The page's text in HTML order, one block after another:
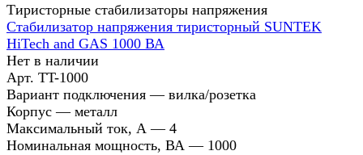
Тиристорные стабилизаторы напряжения
Стабилизатор напряжения тиристорный SUNTEK
HiTech and GAS 1000 ВА
Нет в наличии
Арт. TT-1000
Вариант подключения— вилка/розетка
Корпус— металл
Максимальный ток, А— 4
Номинальная мощность, ВА— 1000